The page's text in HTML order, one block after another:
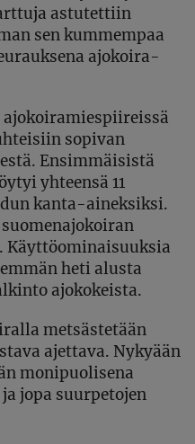
astutettiin
sen kummempaa
ajokoira-
sopivan
Ensimmäisistä
yhteensä 11
kanta-aineksiksi.
heti alusta
ajokokeista.
metsästetään
ajettava. Nykyään
monipuolisena
jopa suurpetojen